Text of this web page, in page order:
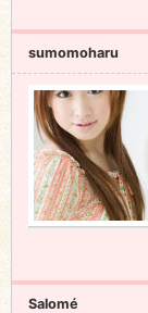
sumomoharu
Salomé